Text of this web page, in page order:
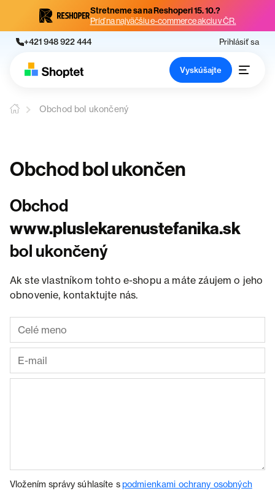
Stretneme sa na Reshoperi 15. 10.?
Príď na najväčšiu e-commerce akciu v ČR.
+421 948 922 444 Prihlásiť sa
Vyskúšajte
Obchod bol ukončený
Obchod bol ukončen
Obchod
www.pluslekarenustefanika.sk
bol ukončený
Ak ste vlastníkom tohto e-shopu a máte záujem o jeho
obnovenie, kontaktujte nás.
Vložením správy súhlasíte spodmienkami ochrany osobných